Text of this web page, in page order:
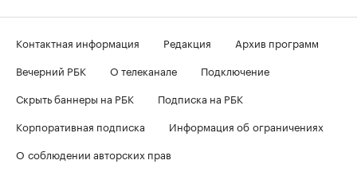
Контактная информация Редакция
Архив программ
Вечерний РБК
О телеканале
Подключение
Скрыть баннеры на РБК
Подписка на РБК
Корпоративная подписка
Информация об ограничениях
О соблюдении авторских прав